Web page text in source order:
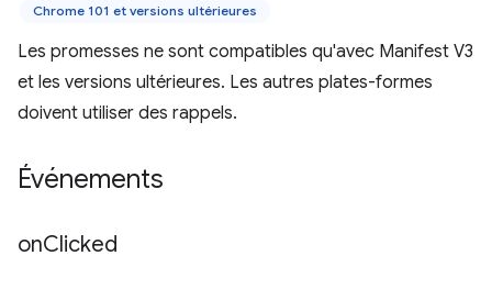
Chrome 101 et versions ultérieures
Les promesses ne sont compatibles qu'avec Manifest V3
et les versions ultérieures. Les autres plates-formes
doivent utiliser des rappels.
Événements
onClicked